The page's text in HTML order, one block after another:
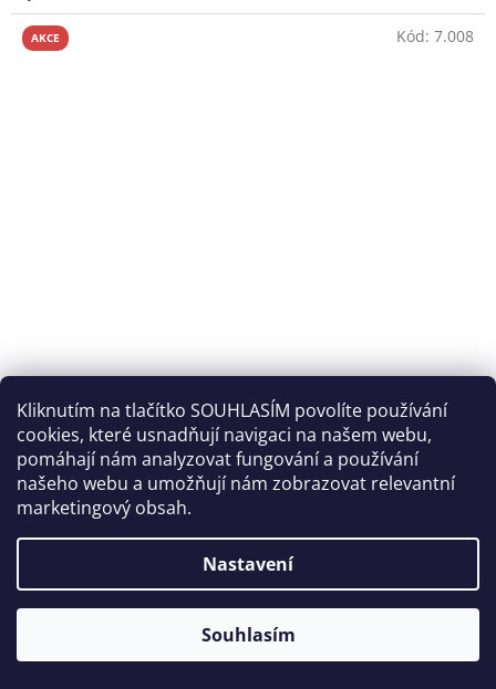
Kliknutím na tlačítko SOUHLASÍM povolíte používání
cookies, které usnadňují navigaci na našem webu,
pomáhají nám analyzovat fungování a používání
našeho webu a umožňují nám zobrazovat relevantní
marketingový obsah.
Nastavení
Souhlasím
AKCE
Skladem
Klasický dvouřadý polostahovák pro práci i běžné nošení
Kód: 7.008
AKCE Kód:7.007